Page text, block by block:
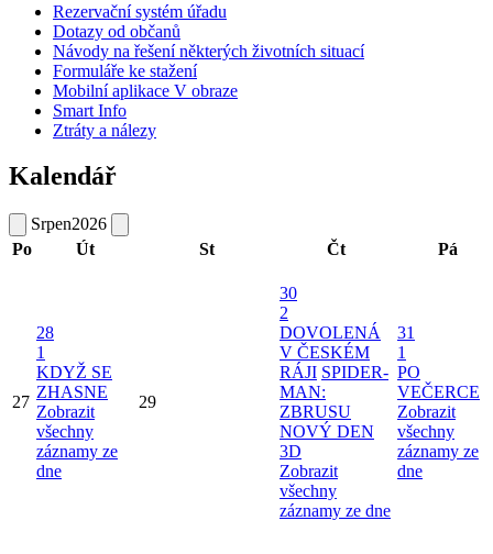
Rezervační systém úřadu
Dotazy od občanů
Návody na řešení některých životních situací
Formuláře ke stažení
Mobilní aplikace V obraze
Smart Info
Ztráty a nálezy
Kalendář
Srpen2026
Po
Út St Čt Pá
27
28
1
KDYŽ SE
ZHASNE
Zobrazit
všechny
záznamy ze
dne
29
30
2
DOVOLENÁ
V ČESKÉM
RÁJI SPIDER-
MAN:
ZBRUSU
NOVÝ DEN
3D
Zobrazit
všechny
záznamy ze dne
31
1
PO
VEČERCE
Zobrazit
všechny
záznamy ze
dne